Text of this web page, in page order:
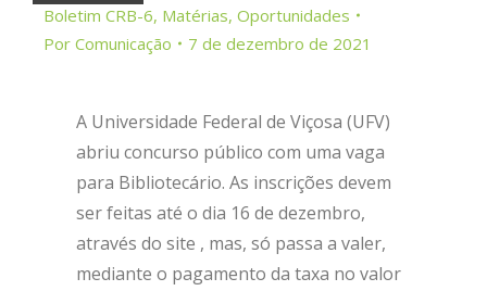
Boletim CRB-6, Matérias, Oportunidades
Por Comunicação 7 de dezembro de 2021
A Universidade Federal de Viçosa (UFV)
abriu concurso público com uma vaga
para Bibliotecário. As inscrições devem
ser feitas até o dia 16 de dezembro,
através do site , mas, só passa a valer,
mediante o pagamento da taxa no valor